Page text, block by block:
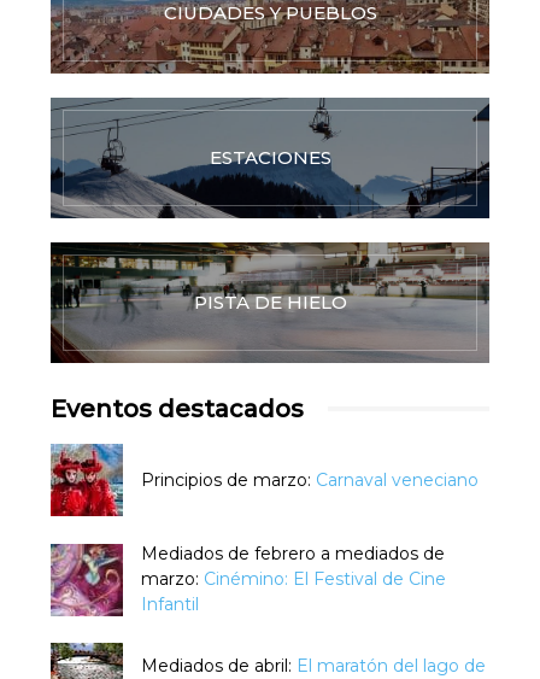
CIUDADES Y PUEBLOS
ESTACIONES
PISTA DE HIELO
Eventos destacados
Principios de marzo: Carnaval veneciano
Mediados de febrero a mediados de
marzo: Cinémino: El Festival de Cine
Infantil
Mediados de abril: El maratón del lago de